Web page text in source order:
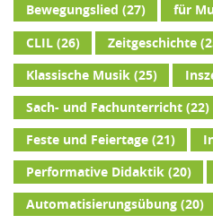
Bewegungslied (27) für
CLIL(26) Zeitgeschichte
Klassische Musik(25)
Sach- und Fachunterricht(22)
Feste und Feiertage(21)
Performative Didaktik(20)
Automatisierungsübung(20)